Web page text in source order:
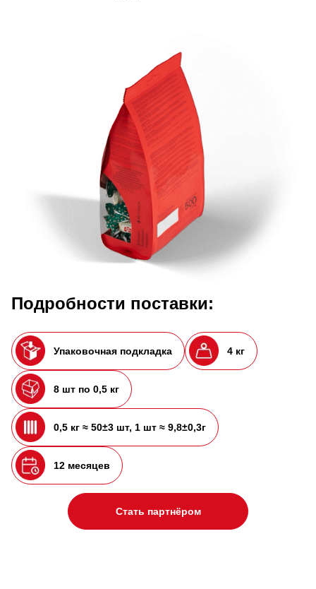
Подробности поставки:
Упаковочная подкладка 4 кг
8 шт по 0,5 кг
0,5 кг ≈ 50±3 шт, 1 шт ≈ 9,8±0,3г
12 месяцев
Стать партнёром